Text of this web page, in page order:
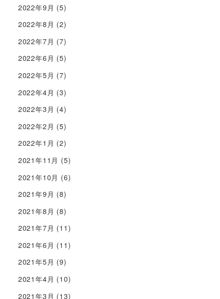
2022年9月 (5)
2022年8月 (2)
2022年7月 (7)
2022年6月 (5)
2022年5月 (7)
2022年4月 (3)
2022年3月 (4)
2022年2月 (5)
2022年1月 (2)
2021年11月 (5)
2021年10月 (6)
2021年9月 (8)
2021年8月 (8)
2021年7月 (11)
2021年6月 (11)
2021年5月 (9)
2021年4月 (10)
2021年3月 (13)